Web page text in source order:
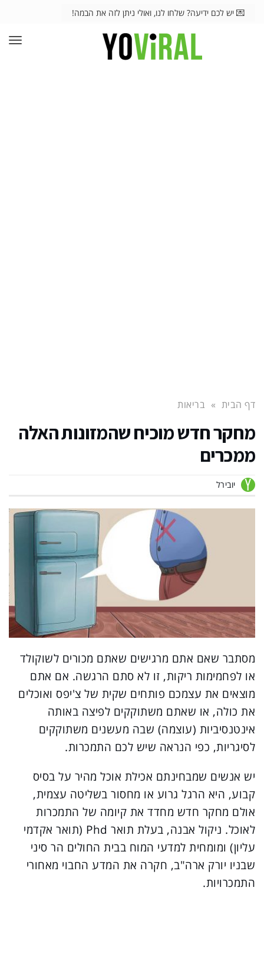
💌 יש לכם ידיעה? שלחו לנו, ואולי ניתן לזה את הבמה!
דף הבית » בריאות
מחקר חדש מוכיח שהמזונות האלה
ממכרים
יובירל
מסתבר שאם אתם מרגישים שאתם מכורים לשוקולד
או לפחמימות ריקות, זו לא סתם הרגשה. אם אתם
מוצאים את עצמכם פותחים שקית של צ'יפס ואוכלים
את כולה, או שאתם משתוקקים לפיצה באותה
אינטנסיביות (עוצמה) שבה מעשנים משתוקקים
לסיגריות, כפי הנראה שיש לכם התמכרות.
יש אנשים שמבחינתם אכילת אוכל מהיר על בסיס
קבוע, היא הרגל גרוע או מחסור בשליטה עצמית,
אולם מחקר חדש מחדד את קיומה של התמכרות
לאוכל. ניקול אבנה, בעלת תואר Phd (תואר אקדמי
עליון) ומומחית למדעי המוח בבית החולים הר סיני
שבניו יורק ארה"ב, חקרה את המדע החבוי מאחורי
התמכרויות.